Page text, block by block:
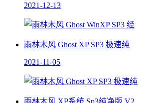
2021-12-13
雨林木风 Ghost XP SP3 极速纯
2021-11-05